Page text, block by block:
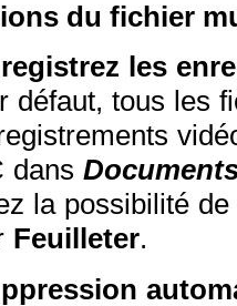
du fichier
les
défaut, tous les
dans
la possibilité
Feuilleter.